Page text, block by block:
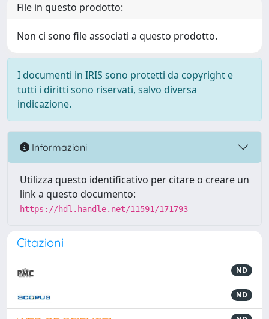
File in questo prodotto:
Non ci sono file associati a questo prodotto.
I documenti in IRIS sono protetti da copyright e
tutti i diritti sono riservati, salvo diversa
indicazione.
Informazioni
Utilizza questo identificativo per citare o creare un
link a questo documento:
https://hdl.handle.net/11591/171793
Citazioni
ND
ND